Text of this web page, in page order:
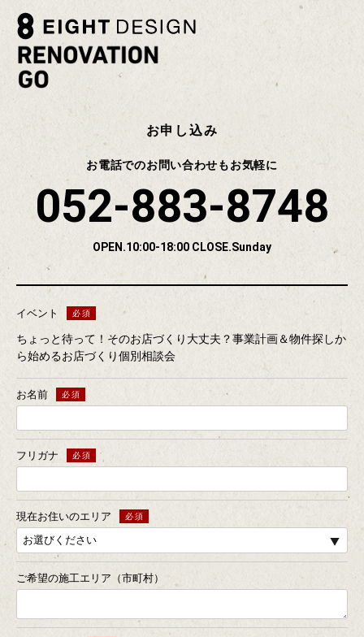
お申し込み
お電話でのお問い合わせもお気軽に
052-883-8748
OPEN.10:00-18:00 CLOSE.Sunday
イベント
ちょっと待って！そのお店づくり大丈夫？事業計画＆物件探しか
ら始めるお店づくり個別相談会
お名前
フリガナ
現在お住いのエリア
ご希望の施工エリア（市町村）